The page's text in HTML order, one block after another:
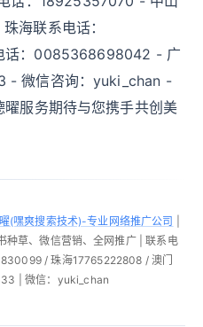
海联系电话：
话：0085368698042 - 广
- 微信咨询：yuki_chan -
服务期待与您携手共创美
(嘿爽搜索技术)-专业网络推广公司
种草、微信营销、全网推广 | 联系电
/ 珠海17765222808 / 澳门
| 微信：yuki_chan